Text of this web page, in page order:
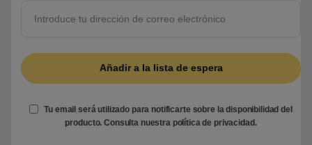
Tu email será utilizado para notificarte sobre la disponibilidad del
producto. Consulta nuestra política de privacidad.